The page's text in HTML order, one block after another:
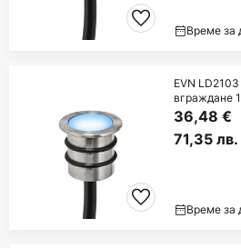
Време за
EVN
вграждане
36,48 €
71,35 лв.
Време за